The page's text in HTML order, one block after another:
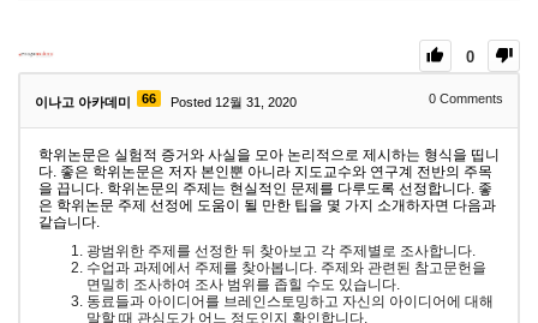
0
이나고 아카데미 66 Posted 12월 31, 2020 0 Comments
학위논문은 실험적 증거와 사실을 모아 논리적으로 제시하는 형식을 띱니
다. 좋은 학위논문은 저자 본인뿐 아니라 지도교수와 연구계 전반의 주목
을 끕니다. 학위논문의 주제는 현실적인 문제를 다루도록 선정합니다. 좋
은 학위논문 주제 선정에 도움이 될 만한 팁을 몇 가지 소개하자면 다음과
같습니다.
광범위한 주제를 선정한 뒤 찾아보고 각 주제별로 조사합니다.
수업과 과제에서 주제를 찾아봅니다. 주제와 관련된 참고문헌을
면밀히 조사하여 조사 범위를 좁힐 수도 있습니다.
동료들과 아이디어를 브레인스토밍하고 자신의 아이디어에 대해
말할 때 관심도가 어느 정도인지 확인합니다.